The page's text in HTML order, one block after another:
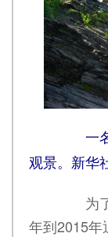
一名
观景。新华
为了
年到2015年